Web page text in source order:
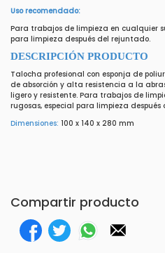
Uso recomendado:
Para trabajos de limpieza en cualquier
para limpieza después del rejuntado.
DESCRIPCIÓN PRODUCTO
Talocha profesional con esponja de
de absorción y alta resistencia a la
ligero y resistente. Para trabajos de
rugosas, especial para limpieza
Dimensiones: 100 x 140 x 280 mm
Compartir producto